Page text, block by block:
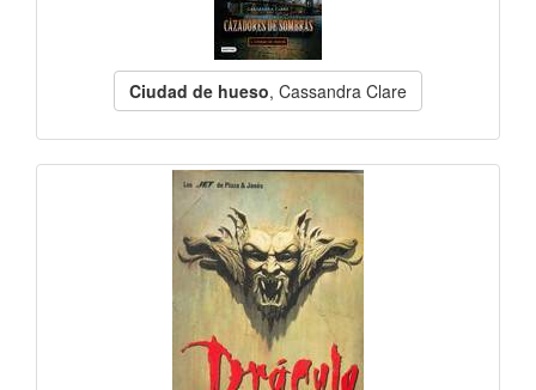
Ciudad de hueso, Cassandra Clare